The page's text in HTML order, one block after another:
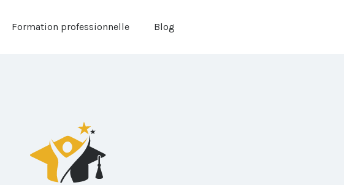
Formation professionnelle Blog